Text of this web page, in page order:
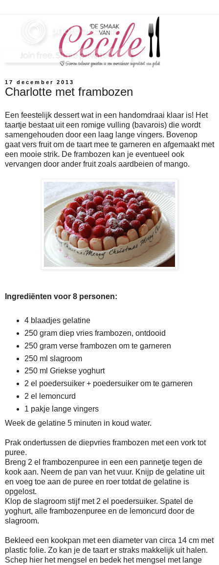
17 december 2013
Charlotte met frambozen
Een feestelijk dessert wat in een handomdraai klaar is! Het
taartje bestaat uit een romige vulling (bavarois) die wordt
samengehouden door een laag lange vingers. Bovenop
gaat vers fruit om de taart mee te garneren en afgemaakt met
een mooie strik. De frambozen kan je eventueel ook
vervangen door ander fruit zoals aardbeien of mango.
Ingrediënten voor 8 personen:
4 blaadjes gelatine
250 gram diep vries frambozen, ontdooid
250 gram verse frambozen om te garneren
250 ml slagroom
250 ml Griekse yoghurt
2 el poedersuiker + poedersuiker om te garneren
2 el lemoncurd
1 pakje lange vingers
Week de gelatine 5 minuten in koud water.
Prak ondertussen de diepvries frambozen met een vork tot
puree.
Breng 2 el frambozenpuree in een een pannetje tegen de
kook aan. Neem de pan van het vuur. Knijp de gelatine uit
en voeg toe aan de puree en roer totdat de gelatine is
opgelost.
Klop de slagroom stijf met 2 el poedersuiker. Spatel de
yoghurt, alle frambozenpuree en de lemoncurd door de
slagroom.
Bekleed een kookpan met een diameter van circa 14 cm met
plastic folie. Zo kan je de taart er straks makkelijk uit halen.
Schep hier het mengsel en bedek het mengsel met lange